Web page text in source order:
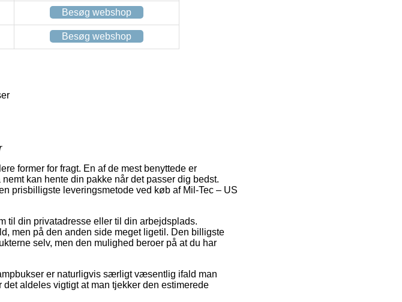
Besøg webshop
Besøg webshop
former for fragt. En af de mest benyttede er
kan hente din pakke når det passer dig bedst.
prisbilligste leveringsmetode ved køb af Mil-Tec – US
til din privatadresse eller til din arbejdsplads.
men på den anden side meget ligetil. Den billigste
selv, men den mulighed beroer på at du har
er naturligvis særligt væsentlig ifald man
aldeles vigtigt at man tjekker den estimerede